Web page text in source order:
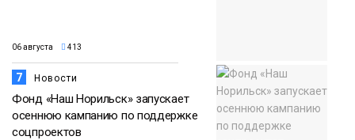
06 августа 413
7 Новости
Фонд «Наш Норильск» запускает
осеннюю кампанию по поддержке
соцпроектов